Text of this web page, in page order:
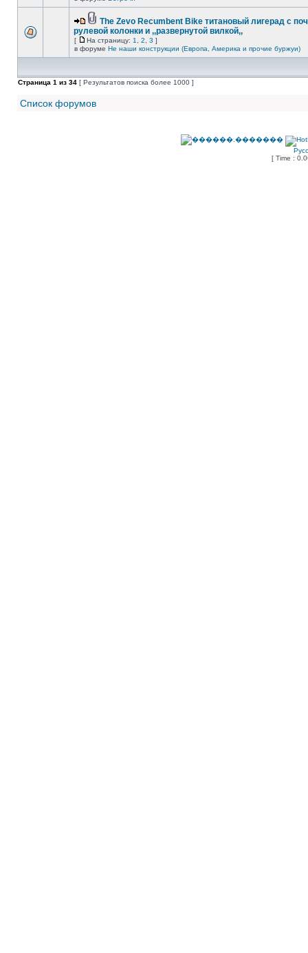
The Zevo Recumbent Bike титановый лигерад с
рулевой колонки и ,,развернутой вилкой,,
[ На страницу: 1 2 3 ]
в форуме Не наши конструкции (Европа, Америка и прочие буржуи)
Страница 1 из 34 [ Результатов поиска более 1000 ]
Список форумов
[ Time :